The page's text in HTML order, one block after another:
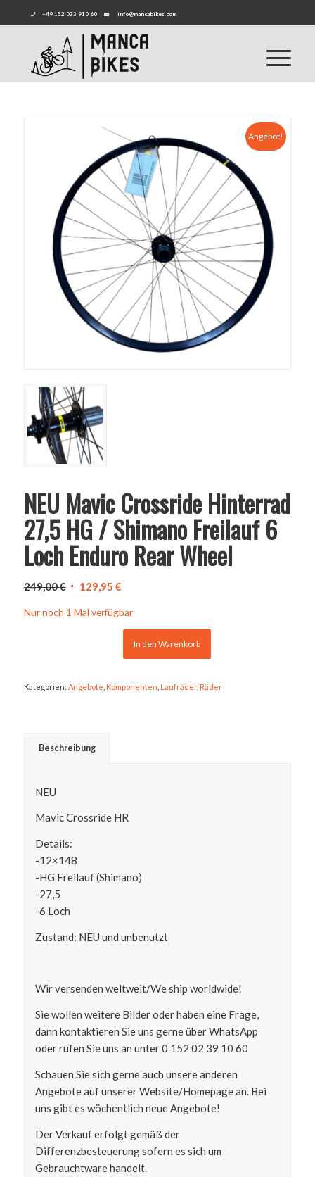
+49 152 023 910 60 info@mancabikes.com
Angebot!
NEU Mavic Crossride Hinterrad
27,5 HG / Shimano Freilauf 6
Loch Enduro Rear Wheel
249,00€ Ursprünglicher
war:
129,95 €Aktueller
ist:
Nur noch 1 Mal verfügbar
In den Warenkorb
Kategorien: Angebote Komponenten Laufräder, Räder
Beschreibung
NEU
Mavic Crossride HR
Details:
-12×148
-HG Freilauf (Shimano)
-27,5
-6 Loch
Zustand: NEU und unbenutzt
Wir versenden weltweit/We ship worldwide!
Sie wollen weitere Bilder oder haben eine Frage,
dann kontaktieren Sie uns gerne über WhatsApp
oder rufen Sie uns an unter 0 152 02 39 10 60
Schauen Sie sich gerne auch unsere anderen
Angebote auf unserer Website/Homepage an. Bei
uns gibt es wöchentlich neue Angebote!
Der Verkauf erfolgt gemäß der
Differenzbesteuerung sofern es sich um
Gebrauchtware handelt.